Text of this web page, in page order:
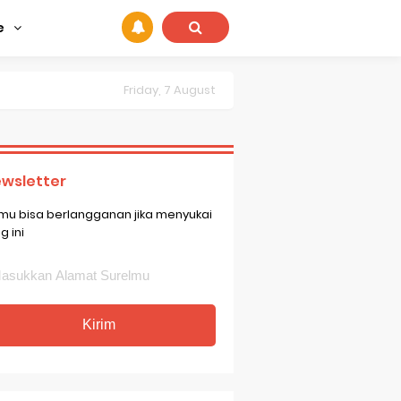
Friday, 7 August
bisa berlangganan jika menyukai
ini